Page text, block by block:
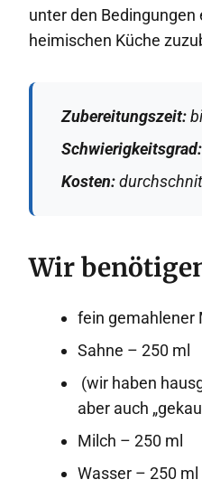
unter den
heimischen Küche
Zubereitungszeit:
Schwierigkeitsgrad:
Kosten:
Wir
fein gemahlener
Sahne – 250 ml
(wir haben
aber auch
Milch – 250 ml
Wasser – 250 ml